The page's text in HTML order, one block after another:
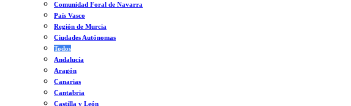
Comunidad Foral de Navarra
País Vasco
Región de Murcia
Ciudades Autónomas
Todos
Andalucía
Aragón
Canarias
Cantabria
Castilla y León